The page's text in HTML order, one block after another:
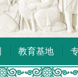
教育基地